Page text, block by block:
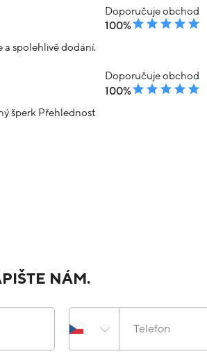
Doporučuje obchod
100%
a spolehlivě dodání.
Doporučuje obchod
100%
šperk Přehlednost
NÁM.
Telefon